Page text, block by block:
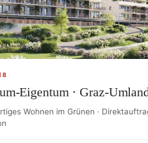
Eigentum · Graz-
Wohnen im Grünen ·